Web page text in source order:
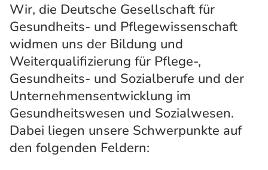
Wir, die Deutsche Gesellschaft für
Gesundheits- und Pflegewissenschaft
widmen uns der Bildung und
Weiterqualifizierung für Pflege-,
Gesundheits- und Sozialberufe und der
Unternehmensentwicklung im
Gesundheitswesen und Sozialwesen.
Dabei liegen unsere Schwerpunkte auf
den folgenden Feldern: